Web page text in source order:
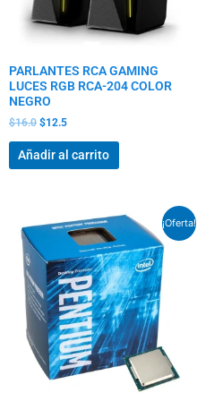
PARLANTES RCA GAMING
LUCES RGB RCA-204 COLOR
NEGRO
$16.0 $12.5
Añadir al carrito
¡Oferta!
precio
original
era:
$112.5.
El
precio
actual
es:
$83.5.